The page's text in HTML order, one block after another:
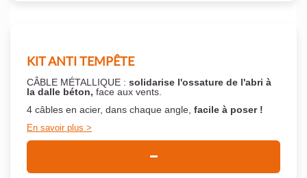
KIT ANTI TEMPÊTE
CÂBLE MÉTALLIQUE : solidarise l'ossature de l'abri à
la dalle béton, face aux vents.
4 câbles en acier, dans chaque angle, facile à poser !
En savoir plus